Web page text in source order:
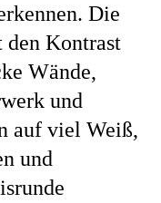
Die
den Kontrast
Wände,
und
auf viel Weiß,
und